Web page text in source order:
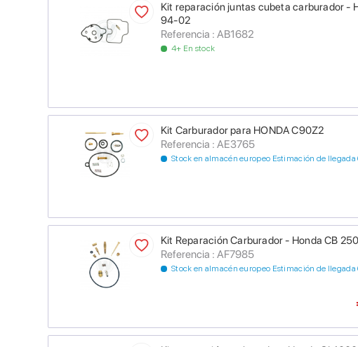
Kit reparación juntas cubeta carburador
94-02
Referencia : AB1682
4+ En stock
Kit Carburador para HONDA C90Z2
Referencia : AE3765
Stock en almacén europeo Estimación de
Kit Reparación Carburador - Honda CB
Referencia : AF7985
Stock en almacén europeo Estimación de